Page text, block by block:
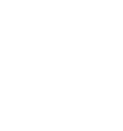
을 담아”
15년의 시간